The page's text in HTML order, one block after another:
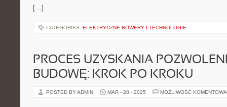
[…]
CATEGORIES: ELEKTRYCZNE ROWERY I TECHNOLOGIE
PROCES UZYSKANIA
BUDOWĘ: KROK PO KROKU
POSTED BY ADMIN MAR - 28 - 2025 MOŻLIWOŚĆ